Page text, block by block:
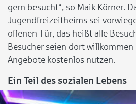
gern besucht“, so Maik Körner.
Jugendfreizeitheims sei
offenen Tür, das heißt alle
Besucher seien dort
Angebote kostenlos nutzen.
Ein Teil des sozialen Lebens